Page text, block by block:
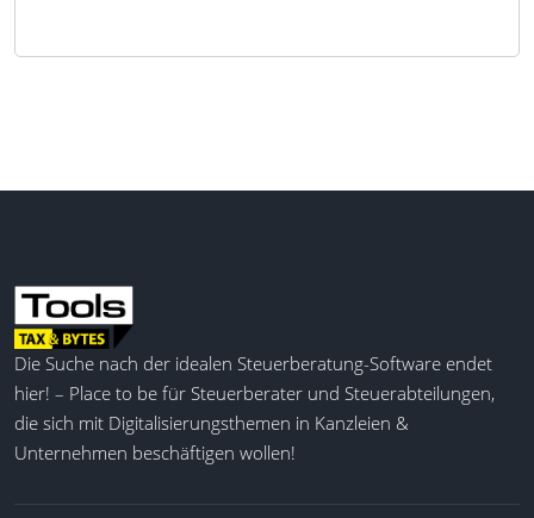
Die Suche nach der idealen Steuerberatung-Software endet
hier! – Place to be für Steuerberater und Steuerabteilungen,
die sich mit Digitalisierungsthemen in Kanzleien &
Unternehmen beschäftigen wollen!